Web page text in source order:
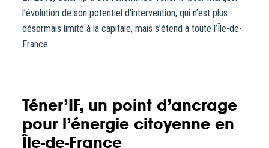
l’évolution de son potentiel d’intervention, qui n’est plus
désormais limité à la capitale, mais s’étend à toute l’Île-de-
France.
Téner’IF, un point d’ancrage
pour l’énergie citoyenne en
Île-de-France